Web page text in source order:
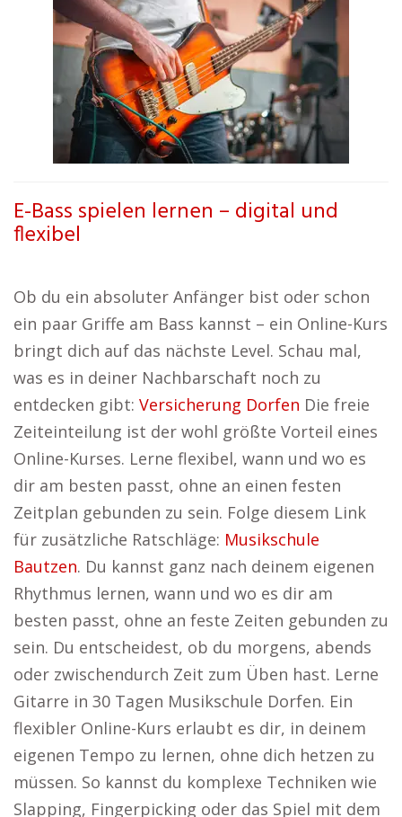
E-Bass spielen lernen – digital und
flexibel
Ob du ein absoluter Anfänger bist oder schon
ein paar Griffe am Bass kannst – ein Online-Kurs
bringt dich auf das nächste Level. Schau mal,
was es in deiner Nachbarschaft noch zu
entdecken gibt: Versicherung Dorfen Die freie
Zeiteinteilung ist der wohl größte Vorteil eines
Online-Kurses. Lerne flexibel, wann und wo es
dir am besten passt, ohne an einen festen
Zeitplan gebunden zu sein. Folge diesem Link
für zusätzliche Ratschläge: Musikschule
Bautzen. Du kannst ganz nach deinem eigenen
Rhythmus lernen, wann und wo es dir am
besten passt, ohne an feste Zeiten gebunden zu
sein. Du entscheidest, ob du morgens, abends
oder zwischendurch Zeit zum Üben hast. Lerne
Gitarre in 30 Tagen Musikschule Dorfen. Ein
flexibler Online-Kurs erlaubt es dir, in deinem
eigenen Tempo zu lernen, ohne dich hetzen zu
müssen. So kannst du komplexe Techniken wie
Slapping, Fingerpicking oder das Spiel mit dem